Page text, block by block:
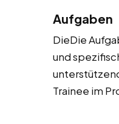
Aufgaben
DieDie
und
Trainee im